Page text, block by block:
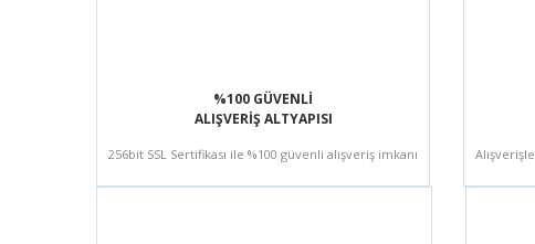
%100 GÜVENLİ
ALIŞVERİŞ ALTYAPISI
256bit SSL Sertifikası ile %100 güvenli alışveriş imkanı